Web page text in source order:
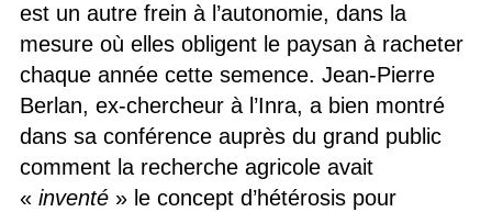
est un autre frein à l’autonomie, dans la
mesure où elles obligent le paysan à racheter
chaque année cette semence. Jean-Pierre
Berlan, ex-chercheur à l’Inra, a bien montré
dans sa conférence auprès du grand public
comment la recherche agricole avait
« inventé» le concept d’hétérosis pour